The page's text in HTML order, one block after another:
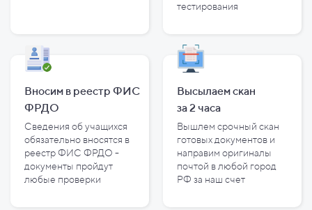
тестирования
Вносим в реестр ФИС
ФРДО
Сведения об учащихся
обязательно вносятся в
реестр ФИС ФРДО -
документы пройдут
любые проверки
Высылаем скан
за2 часа
Вышлем срочный скан
готовых документов и
направим оригиналы
почтой в любой город
РФ за наш счет